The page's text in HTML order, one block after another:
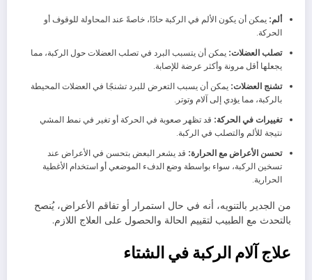
ألم: يمكن أن يكون الألم في الركبة حادًا، خاصةً عند المحاولة للوقوف أو
الحركة.
تصلب العضلات: يمكن أن يتسبب البرد في تصلب العضلات حول الركبة، مما
يجعلها أقل مرونة وأكثر عرضة للإصابة.
تشنج العضلات: يمكن أن يسبب التعرض للبرد تشنجًا في العضلات المحيطة
بالركبة، مما يؤدي إلى آلام وتوتر.
تغييرات في الحركة: قد تظهر صعوبة في الحركة أو تغير في نمط المشي
نتيجة للألم والتصلب في الركبة.
تحسن الأعراض مع الحرارة: قد يشعر البعض بتحسن في الأعراض عند
تسخين الركبة، سواء بواسطة وضع الدفء الموضعي أو استخدام الأغطية
الحرارية.
من الجدير بالتنويه، أنه في حال استمرار أو تفاقم الأعراض، يُنصح
بالتحدث مع الطبيب لتقييم الحالة والحصول على العلاج اللازم.
علاج آلام الركبة في الشتاء